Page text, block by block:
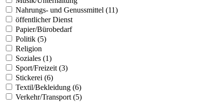
Nahrungs- und Genussmittel (11)
öffentlicher Dienst
Papier/Bürobedarf
Politik (5)
Religion
Soziales (1)
Sport/Freizeit (3)
Stickerei (6)
Textil/Bekleidung (6)
Verkehr/Transport (5)